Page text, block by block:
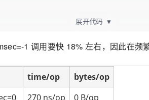
展开代码 ▼
1 调用要快 18% 左右，因此在频
time/op
bytes/op
270 ns/op
0 B/op